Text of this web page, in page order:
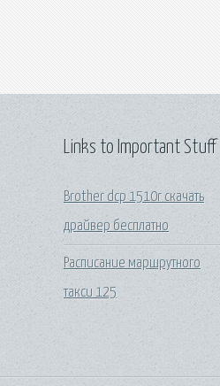
Links to Important Stuff
Brother dcp 1510r скачать
драйвер бесплатно
Расписание маршрутного
такси 125